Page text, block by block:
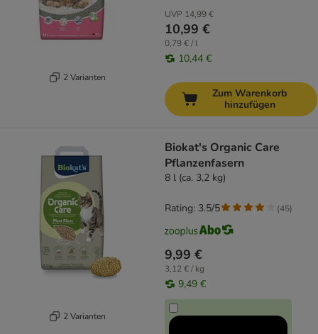
2 Varianten
UVP 14,99 €
10,99 €
0,79 € / l
10,44 €
Zum Warenkorb
hinzufügen
2 Varianten
Biokat's Organic Care
Pflanzenfasern
8 l (ca. 3,2 kg)
9,99 €
3,12 € / kg
9,49 €
Rating: 3.5/5 (45)